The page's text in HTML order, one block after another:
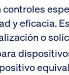
y eficacia.
o